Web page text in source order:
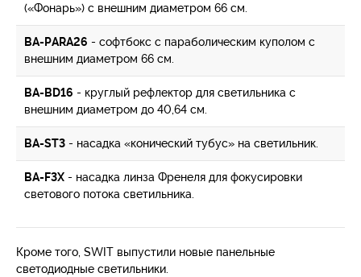
(«Фонарь») с внешним диаметром 66 см.
BA-PARA26 - софтбокс с параболическим куполом с
внешним диаметром 66 см.
BA-BD16 - круглый рефлектор для светильника с
внешним диаметром до 40,64 см.
BA-ST3 - насадка «конический тубус» на светильник.
BA-F3X - насадка линза Френеля для фокусировки
светового потока светильника.
Кроме того, SWIT выпустили новые панельные
светодиодные светильники.